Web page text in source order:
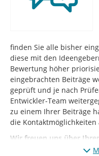
finden Sie alle bisher
diese mit den
Bewertung höher
eingebrachten Beiträge
geprüft und je nach
Entwickler-Team
zu einem Ihrer Beiträge
die Kontaktmöglichkeiten
Wir freuen uns über